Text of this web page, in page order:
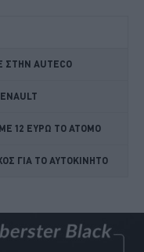
ΑUTECO
12 ΕΥΡΩ ΤΟ ΑΤΟΜΟ
ΓΙΑ ΤΟ ΑΥΤΟΚΙΝΗΤΟ